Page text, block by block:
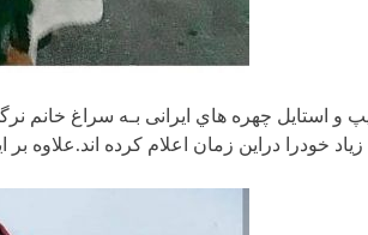
و استایل چهره هاي ایرانی بـه سراغ
زیاد خودرا دراین زمان اعلام کرده اند.علاوه